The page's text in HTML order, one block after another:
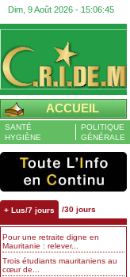
Dim, 9 Août 2026 - 15:06:45
ACCUEIL
SANTÉ
HYGIÈNE
POLITIQUE
GÉNÉRALE
+ Lus/7 jours /30 jours
Pour une retraite digne en
Mauritanie : relever...
Trois étudiants mauritaniens au
cœur de...